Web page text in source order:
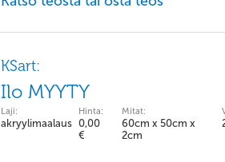
KSart:
Ilo MYYTY
Laji:
akryylimaalaus
Hinta:
0,00
€
Mitat:
60cm x 50cm x
2cm